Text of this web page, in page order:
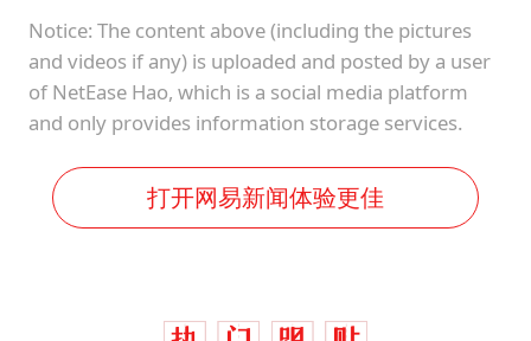
Notice: The content above (including the pictures
and videos if any) is uploaded and posted by a user
of NetEase Hao, which is a social media platform
and only provides information storage services.
打开网易新闻体验更佳